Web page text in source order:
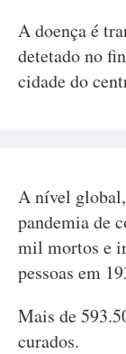
A doença é
detetado no
cidade do
A nível
pandemia de
mil mortos e
pessoas em
Mais de
curados.